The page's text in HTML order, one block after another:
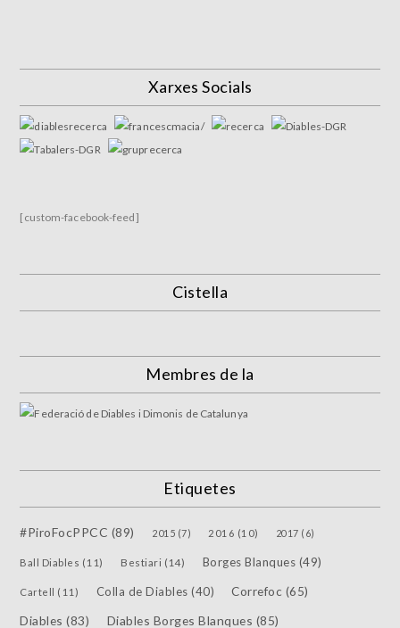
Xarxes Socials
[custom-facebook-feed]
Cistella
Membres de la
Etiquetes
#PiroFocPPCC (89) 2015 (7) 2016 (10) 2017 (6)
Ball Diables (11) Bestiari (14) Borges Blanques (49)
Cartell (11) Colla de Diables (40) Correfoc (65)
Diables (83) Diables Borges Blanques (85)